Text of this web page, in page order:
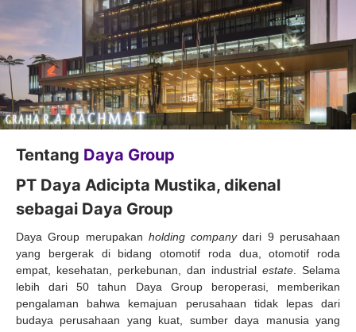
Tentang Daya Group
PT Daya Adicipta Mustika, dikenal
sebagai Daya Group
Daya Group merupakan holding companydari 9 perusahaan
yang bergerak di bidang otomotif roda dua, otomotif roda
empat, kesehatan, perkebunan, dan industrial estate . Selama
lebih dari 50 tahun Daya Group beroperasi, memberikan
pengalaman bahwa kemajuan perusahaan tidak lepas dari
budaya perusahaan yang kuat, sumber daya manusia yang